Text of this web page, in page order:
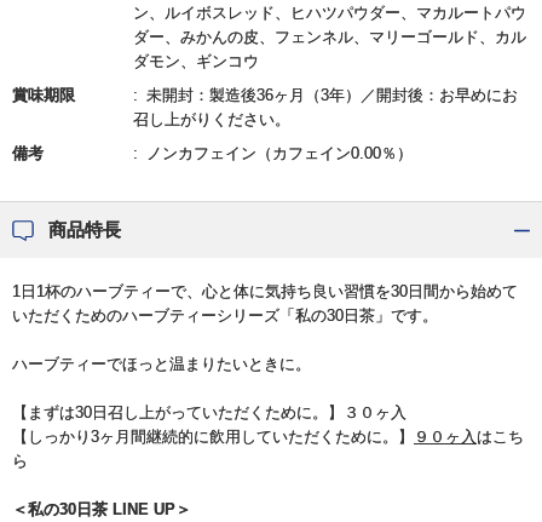
ン、ルイボスレッド、ヒハツパウダー、マカルートパウ
ダー、みかんの皮、フェンネル、マリーゴールド、カル
ダモン、ギンコウ
賞味期限
未開封：製造後36ヶ月（3年）／開封後：お早めにお
召し上がりください。
備考
ノンカフェイン（カフェイン0.00％）
商品特長
1日1杯のハーブティーで、心と体に気持ち良い習慣を30日間から始めて
いただくためのハーブティーシリーズ「私の30日茶」です。
ハーブティーでほっと温まりたいときに。
【まずは30日召し上がっていただくために。】３０ヶ入
【しっかり3ヶ月間継続的に飲用していただくために。】
９０ヶ入 はこち
ら
＜私の30日茶 LINE UP＞